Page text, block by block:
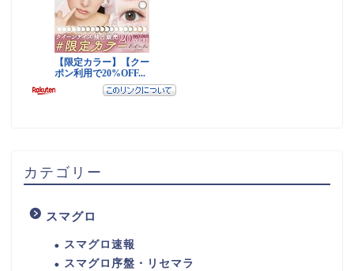
カテゴリー
スマグロ
スマグロ速報
スマグロ序盤・リセマラ